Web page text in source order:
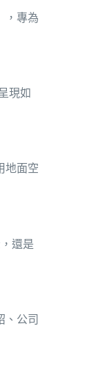
，專為
現如
地面空
還是
、公司